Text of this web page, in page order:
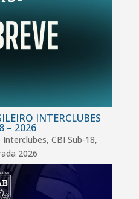
INTERCLUBES
– 2026
,CBI Sub-18,
2026